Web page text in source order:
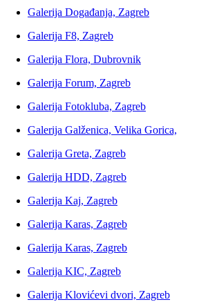
Galerija Događanja, Zagreb
Galerija F8, Zagreb
Galerija Flora, Dubrovnik
Galerija Forum, Zagreb
Galerija Fotokluba, Zagreb
Galerija Galženica, Velika Gorica,
Galerija Greta, Zagreb
Galerija HDD, Zagreb
Galerija Kaj, Zagreb
Galerija Karas, Zagreb
Galerija Karas, Zagreb
Galerija KIC, Zagreb
Galerija Klovićevi dvori, Zagreb